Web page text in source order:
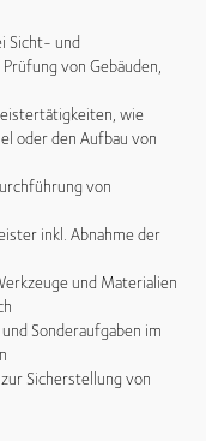
Sicht- und
von Gebäuden,
wie
oder den Aufbau von
von
inkl. Abnahme der
und Materialien
Sonderaufgaben im
Sicherstellung von